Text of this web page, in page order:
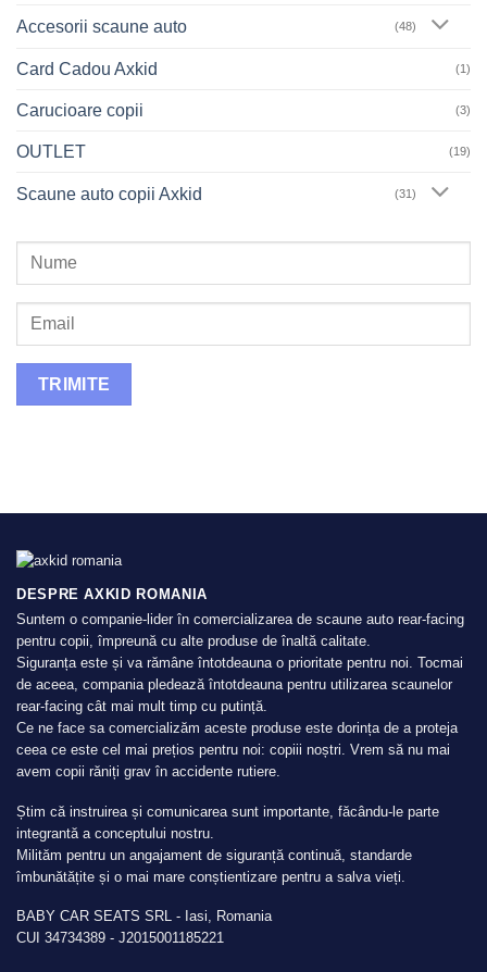
Accesorii scaune auto (48)
Card Cadou Axkid (1)
Carucioare copii (3)
OUTLET (19)
Scaune auto copii Axkid (31)
DESPRE AXKID ROMANIA
Suntem o companie-lider în comercializarea de scaune auto rear-facing
pentru copii, împreună cu alte produse de înaltă calitate.
Siguranța este și va rămâne întotdeauna o prioritate pentru noi. Tocmai
de aceea, compania pledează întotdeauna pentru utilizarea scaunelor
rear-facing cât mai mult timp cu putință.
Ce ne face sa comercializăm aceste produse este dorința de a proteja
ceea ce este cel mai prețios pentru noi: copiii noștri. Vrem să nu mai
avem copii răniți grav în accidente rutiere.
Știm că instruirea și comunicarea sunt importante, făcându-le parte
integrantă a conceptului nostru.
Milităm pentru un angajament de siguranță continuă, standarde
îmbunătățite și o mai mare conștientizare pentru a salva vieți.
BABY CAR SEATS SRL - Iasi, Romania
CUI 34734389 - J2015001185221